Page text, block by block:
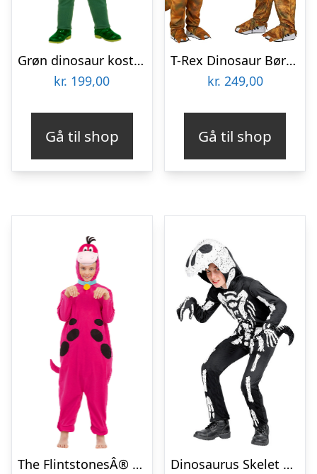
Grøn dinosaur kostume til børn
kr. 199,00
Gå til shop
T-Rex Dinosaur Børnekostume
kr. 249,00
Gå til shop
The FlintstonesÂ® Dino Børnekostume
Dinosaurus Skelet Børnekostume